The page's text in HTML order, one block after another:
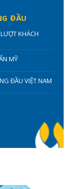
ĐẦU
KHÁCH
MỸ
ĐẦU VIỆT NAM